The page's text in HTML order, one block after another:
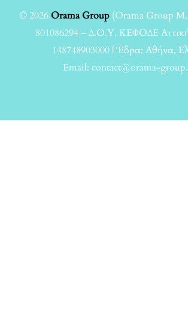
© 2026Orama Group(Orama Group
801086294 – Δ.Ο.Υ. ΚΕΦΟΔΕ
148748903000 | Έδρα: Αθήνα,
Email: contact@orama-